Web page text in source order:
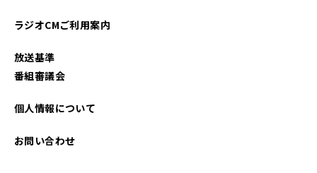
2023年05月
ラジオCMご利用案内
放送基準
番組審議会
個人情報について
お問い合わせ